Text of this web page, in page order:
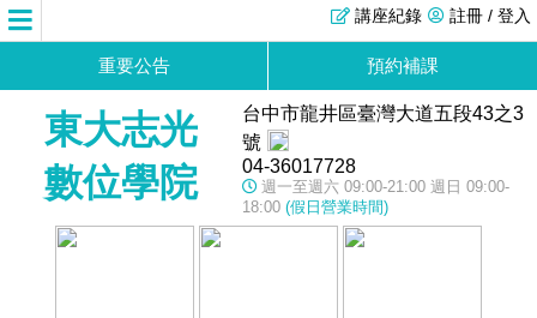
註冊 / 登入
講座紀錄
重要公告 預約補課
東大志光
數位學院
台中市龍井區臺灣大道五段43之3
號
04-36017728
週一至週六 09:00-21:00 週日 09:00-
18:00 (假日營業時間)